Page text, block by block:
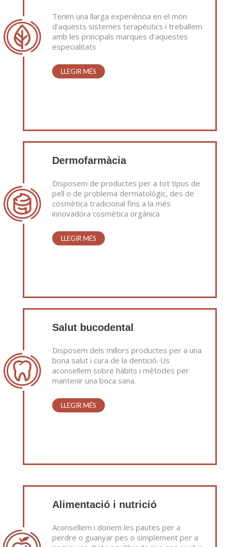
Tenim una llarga experiència en el món
d’aquests sistemes terapèutics i treballem
amb les principals marques d’aquestes
especialitats
LLEGIR MÉS
Dermofarmàcia
Disposem de productes per a tot tipus de
pell o de problema dermatològic, des de
cosmètica tradicional fins a la més
innovadora cosmètica orgànica.
LLEGIR MÉS
Salut bucodental
Disposem dels millors productes per a una
bona salut i cura de la dentició. Us
aconsellem sobre hàbits i mètodes per
mantenir una boca sana.
LLEGIR MÉS
Alimentació i nutrició
Aconsellem i donem les pautes per a
perdre o guanyar pes o simplement per a